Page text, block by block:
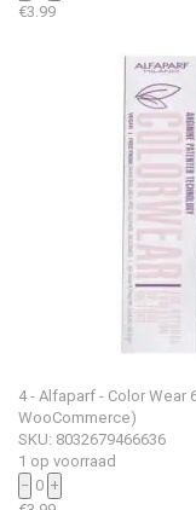
€3.99
4 - Alfaparf - Color Wear
WooCommerce)
SKU: 8032679466636
1 op voorraad
− 0 +